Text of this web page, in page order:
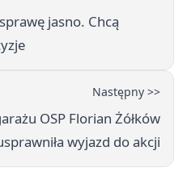
jasno. Chcą
Następny >>
OSP Florian Żółków
wyjazd do akcji